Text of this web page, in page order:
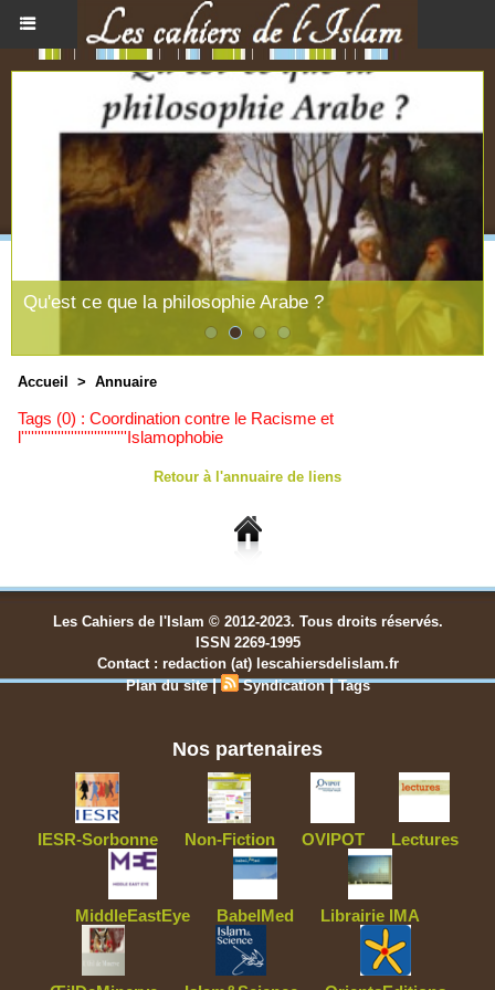
Qu'est ce que la philosophie Arabe ?
Accueil > Annuaire
Tags (0) : Coordination contre le Racisme et
l''''''''''''''''''''''''''''''''Islamophobie
Retour à l'annuaire de liens
Les Cahiers de l'Islam © 2012-2023. Tous droits réservés.
ISSN 2269-1995
Contact : redaction (at) lescahiersdelislam.fr
Plan du site | Syndication |Tags
Nos partenaires
IESR-Sorbonne Non-Fiction OVIPOT Lectures
MiddleEastEye BabelMed Librairie IMA